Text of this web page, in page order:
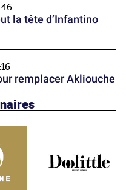
la tête d’Infantino
remplacer Akliouche